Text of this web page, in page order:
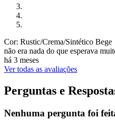
Cor: Rustic/Crema/Sintético Bege
não era nada do que esperava
há 3 meses
Ver todas as avaliações
Perguntas e
Nenhuma pergunta foi